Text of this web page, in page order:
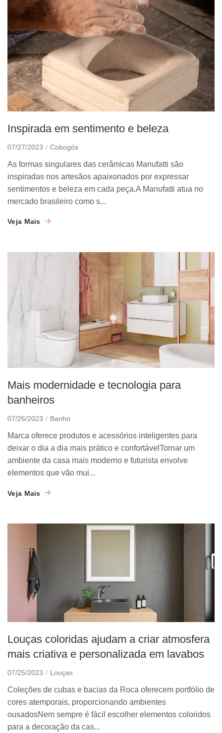
Inspirada em sentimento e beleza
07/27/2023 Cobogós
As formas singulares das cerâmicas Manufatti são
inspiradas nos artesãos apaixonados por expressar
sentimentos e beleza em cada peça.A Manufatti atua no
mercado brasileiro como s...
Veja Mais
Mais modernidade e tecnologia para
banheiros
07/26/2023 Banho
Marca oferece produtos e acessórios inteligentes para
deixar o dia a dia mais prático e confortávelTornar um
ambiente da casa mais moderno e futurista envolve
elementos que vão mui...
Veja Mais
Louças coloridas ajudam a criar atmosfera
mais criativa e personalizada em lavabos
07/25/2023 Louças
Coleções de cubas e bacias da Roca oferecem portfólio de
cores atemporais, proporcionando ambientes
ousadosNem sempre é fácil escolher elementos coloridos
para a decoração da cas...